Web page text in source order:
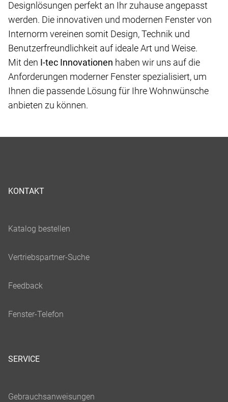
Designlösungen perfekt an Ihr zuhause angepasst
werden. Die innovativen und modernen Fenster von
Internorm vereinen somit Design, Technik und
Benutzerfreundlichkeit auf ideale Art und Weise.
Mit den I-tec Innovationen haben wir uns auf die
Anforderungen moderner Fenster spezialisiert, um
Ihnen die passende Lösung für Ihre Wohnwünsche
anbieten zu können.
KONTAKT
SERVICE